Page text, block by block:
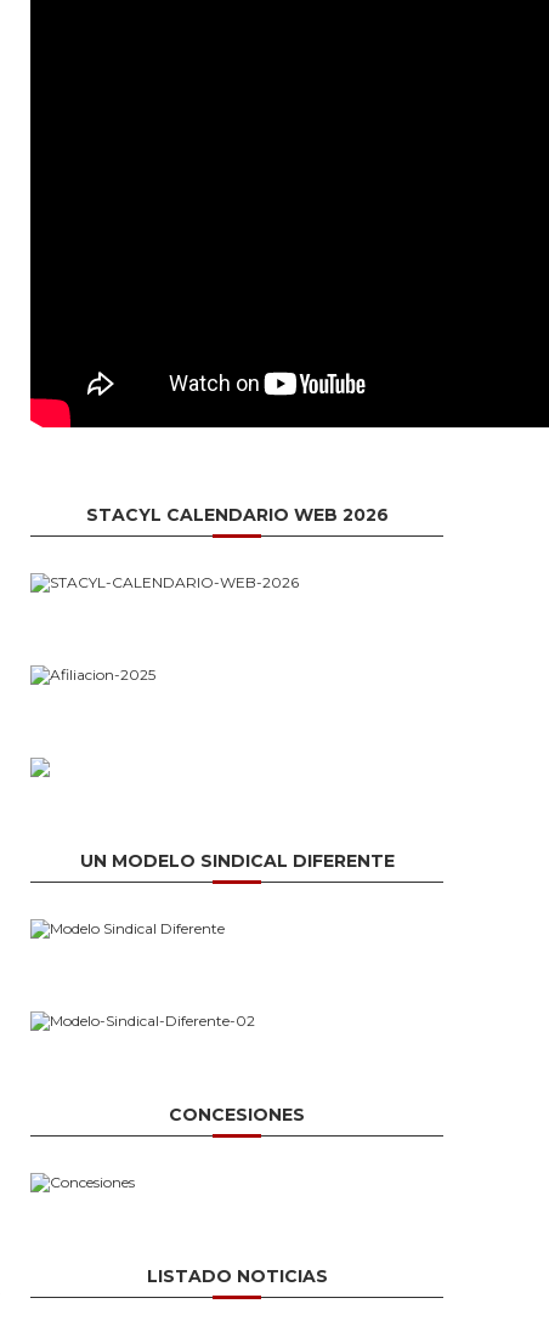
STACYL CALENDARIO WEB 2026
UN MODELO SINDICAL DIFERENTE
CONCESIONES
LISTADO NOTICIAS